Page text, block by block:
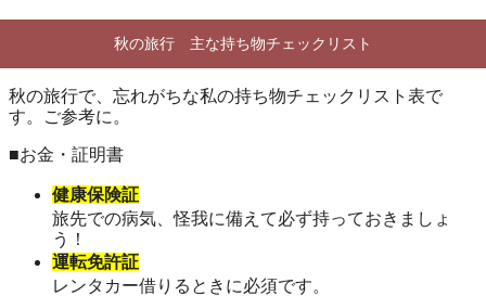
秋の旅行 主な持ち物チェックリスト
秋の旅行で、忘れがちな私の持ち物チェックリスト表で
す。ご参考に。
■お金・証明書
健康保険証
旅先での病気、怪我に備えて必ず持っておきましょ
う！
運転免許証
レンタカー借りるときに必須です。